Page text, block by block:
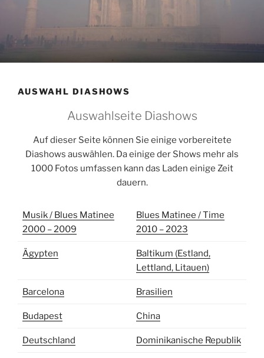
AUSWAHL DIASHOWS
Auswahlseite Diashows
Auf dieser Seite können Sie einige vorbereitete
Diashows auswählen. Da einige der Shows mehr als
1000 Fotos umfassen kann das Laden einige Zeit
dauern.
Musik / Blues Matinee
2000 – 2009
Blues Matinee / Time
2010 – 2023
Ägypten
Baltikum (Estland,
Lettland, Litauen)
Barcelona Brasilien
Budapest China
Deutschland Dominikanische Republik